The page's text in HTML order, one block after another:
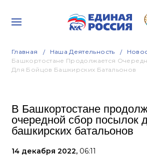
Главная Наша Деятельность
Башкортостане Продолжается
Для Бойцов Башкирских Батальонов
В Башкортостане
очередной сбор посылок
башкирских батальонов
14 декабря 2022, 06:11